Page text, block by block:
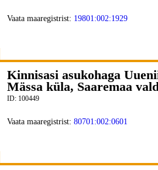
Vaata maaregistrist: 19801:002:1929
Kinnisasi asukohaga
Mässa küla, Saaremaa
ID: 100449
Vaata maaregistrist: 80701:002:0601